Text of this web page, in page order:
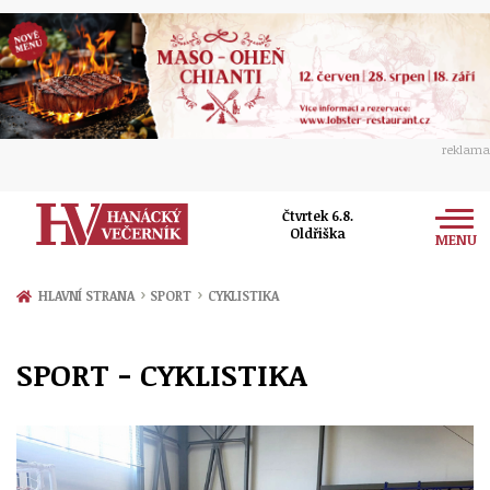
reklama
Čtvrtek 6.8.
Oldřiška
MENU
Zprávy
Přerov
Politika
Ekonomika
Kultura
Hudba
Společnost
Ženy
Sport
HLAVNÍ STRANA › SPORT › CYKLISTIKA
SPORT - CYKLISTIKA